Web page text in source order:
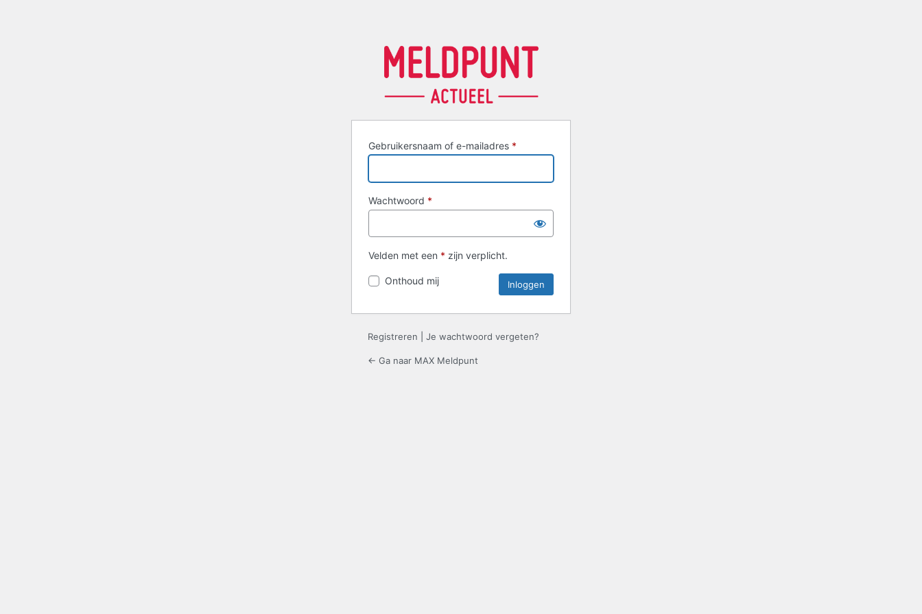
Gebruikersnaam of e-mailadres *
Wachtwoord *
Velden met een * zijn verplicht.
Onthoud mij
Registreren Je wachtwoord vergeten?
← Ga naar MAX Meldpunt